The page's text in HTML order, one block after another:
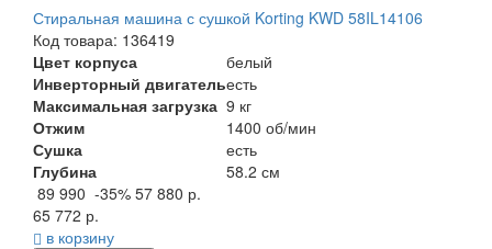
Стиральная машина с сушкой Korting KWD 58IL14106
Код товара: 136419
Цвет корпуса
белый
Инверторный двигательесть
Максимальная загрузка 9 кг
Отжим
1400 об/мин
Сушка
есть
Глубина
58.2 см
89 990 -35% 57 880 р.
65 772 р.
в корзину